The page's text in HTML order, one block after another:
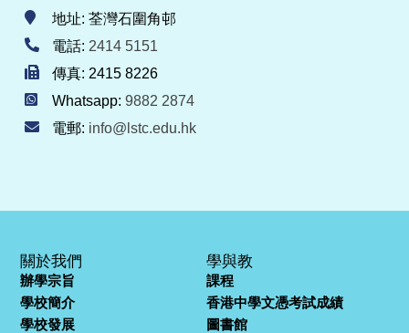
地址: 荃灣石圍角邨
電話: 2414 5151
傳真: 2415 8226
Whatsapp: 9882 2874
電郵: info@lstc.edu.hk
關於我們
辦學宗旨
學校簡介
學校發展
學與教
課程
香港中學文憑考試成績
圖書館